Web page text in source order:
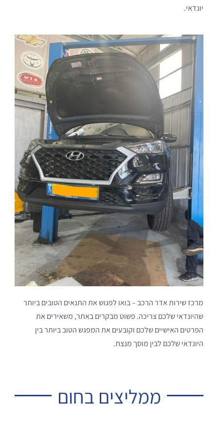
יונדאי.
מרכז שירות אדר הרכב – בואו לפגוש את התנאים הטובים ביותר
שהיונדאי שלכם צריכה. פשוט מבקרים באתר, משאירים את
הפרטים האישיים שלכם וקובעים את המפגש הטוב ביותר בין
היונדאי שלכם לבין מוסך מנצח.
ממליצים בחום